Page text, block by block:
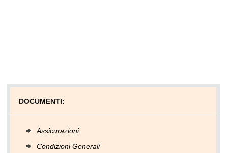
DOCUMENTI:
Assicurazioni
Condizioni Generali